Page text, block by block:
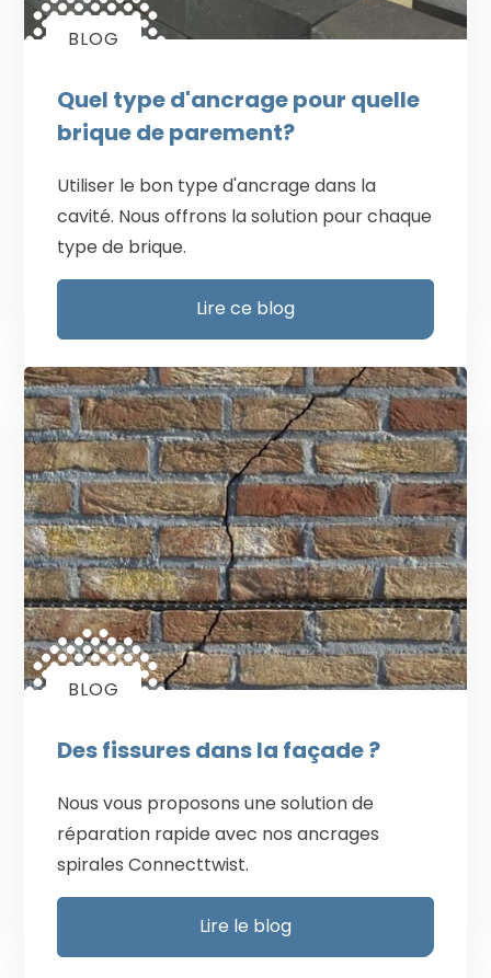
BLOG
Quel type d'ancrage pour quelle
brique de parement?
Utiliser le bon type d'ancrage dans la
cavité. Nous offrons la solution pour chaque
type de brique.
Lire ce blog
BLOG
Des fissures dans la façade ?
Nous vous proposons une solution de
réparation rapide avec nos ancrages
spirales Connecttwist.
Lire le blog